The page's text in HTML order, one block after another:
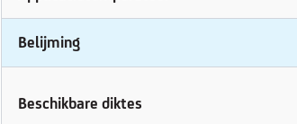
Belijming
Beschikbare diktes